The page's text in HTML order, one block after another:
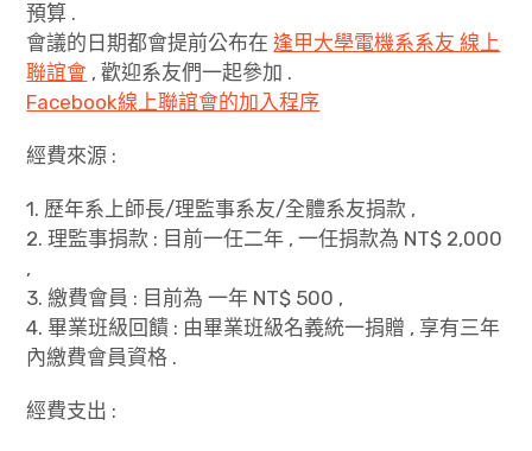
財務報告 (限註冊系友會員)
個人資料修改
系友線上會員註冊
專案與活動
系友會會長資訊
預算 .
會議的日期都會提前公布在逢甲大學電機系系友 線上
聯誼會 , 歡迎系友們一起參加 .
Facebook線上聯誼會的加入程序
經費來源 :
1. 歷年系上師長/理監事系友/全體系友捐款 ,
2. 理監事捐款 : 目前一任二年 , 一任捐款為 NT$ 2,000
,
3. 繳費會員 : 目前為 一年 NT$ 500 ,
4. 畢業班級回饋 : 由畢業班級名義統一捐贈 , 享有三年
內繳費會員資格 .
經費支出 :